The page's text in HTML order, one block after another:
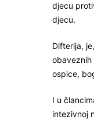
djecu
djecu.
Difterija,
obaveznih
ospice,
I u
intezivnoj